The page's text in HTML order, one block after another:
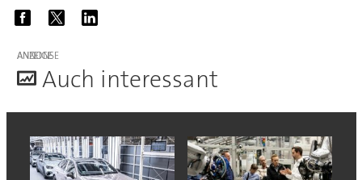
ANZEIGE
Auch interessant